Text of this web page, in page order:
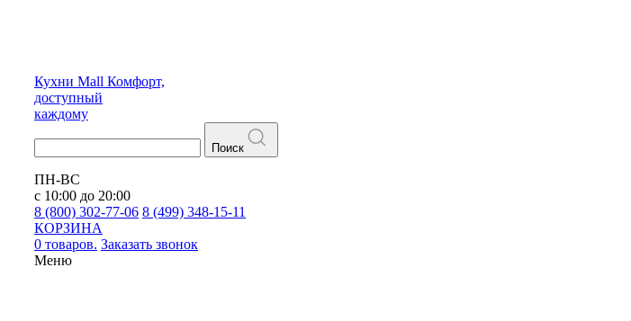
Кухни Mall Комфорт,
доступный
каждому
Поиск
ПН-ВС
с 10:00 до 20:00
8 (800) 302-77-06 8 (499) 348-15-11
КОРЗИНА
0 товаров. Заказать звонок
Меню